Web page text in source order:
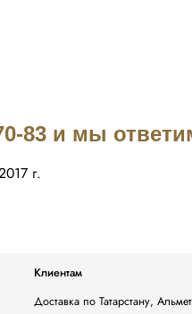
83 и мы
г.
Клиентам
Доставка по Татарстану,